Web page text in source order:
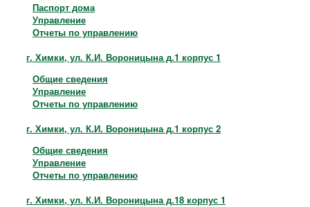
Паспорт дома
Управление
Отчеты по управлению
г. Химки, ул. К.И. Вороницына д.1 корпус 1
Общие сведения
Управление
Отчеты по управлению
г. Химки, ул. К.И. Вороницына д.1 корпус 2
Общие сведения
Управление
Отчеты по управлению
г. Химки, ул. К.И. Вороницына д.18 корпус 1